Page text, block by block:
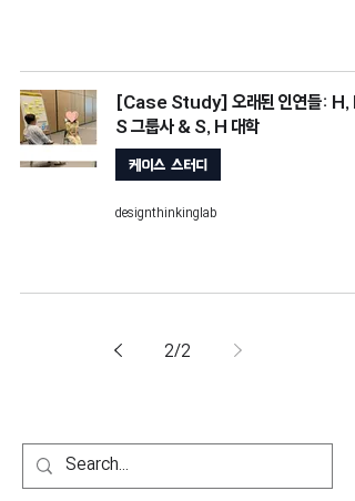
[Case Study] 오래된 인연들: H,
S 그룹사 & S, H 대학
케이스 스터디
designthinkinglab
2/2